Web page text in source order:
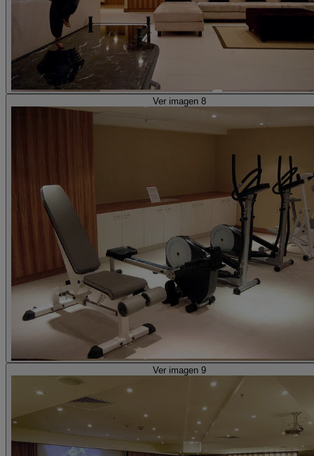
Ver imagen 8
Ver imagen 9